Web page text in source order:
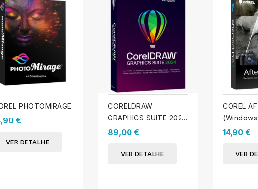
PHOTOMIRAGE
€
VER DETALHE
CORELDRAW
GRAPHICS SUITE 2024
(WINDOWS)
89,00 €
VER DETALHE
COREL
14,90 €
VER